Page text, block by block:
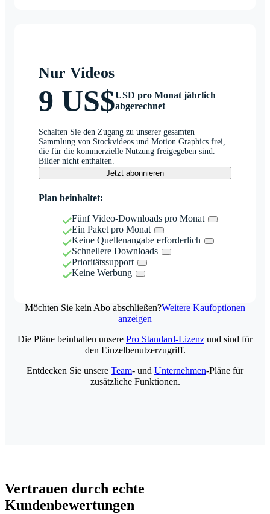
Nur Videos
9 US$USD pro Monat jährlich
abgerechnet
Schalten Sie den Zugang zu unserer gesamten
Sammlung von Stockvideos und Motion Graphics frei,
die für die kommerzielle Nutzung freigegeben sind.
Bilder nicht enthalten.
Jetzt abonnieren
Plan beinhaltet:
Fünf Video-Downloads pro Monat
Ein Paket pro Monat
Keine Quellenangabe erforderlich
Schnellere Downloads
Prioritätssupport
Keine Werbung
Möchten Sie kein Abo abschließen?Weitere Kaufoptionen
anzeigen
Die Pläne beinhalten unsere Pro Standard-Lizenz und sind für
den Einzelbenutzerzugriff.
Entdecken Sie unsere Team- und Unternehmen-Pläne für
zusätzliche Funktionen.
Vertrauen durch echte
Kundenbewertungen